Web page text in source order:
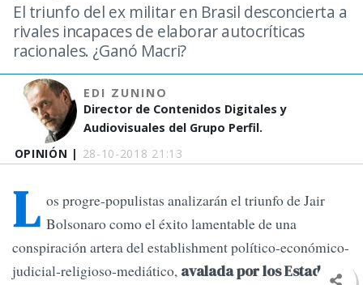
OPINIÓN | 28-10-2018 21:13
El triunfo del ex militar en Brasil desconcierta a
rivales incapaces de elaborar autocríticas
racionales. ¿Ganó Macri?
EDI ZUNINO
Director de Contenidos Digitales y
Audiovisuales del Grupo Perfil.
L os progre-populistas analizarán el triunfo de Jair
Bolsonaro como el éxito lamentable de una
conspiración artera del establishment político-económico-
judicial-religioso-mediático, avalada por los Estados